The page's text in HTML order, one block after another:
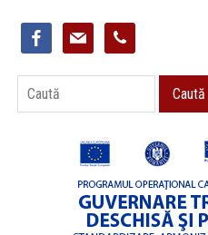
facebookmail phone
Caută Caută